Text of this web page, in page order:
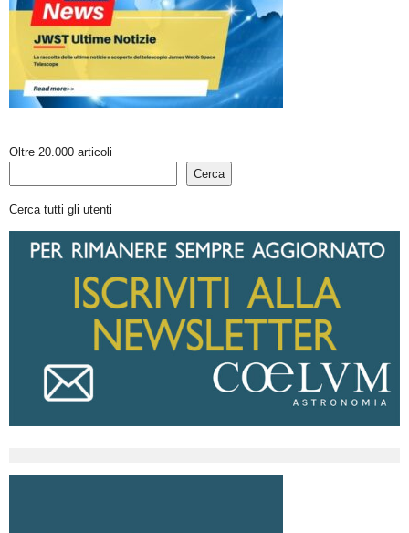
Oltre 20.000 articoli
Cerca
Cerca tutti gli utenti